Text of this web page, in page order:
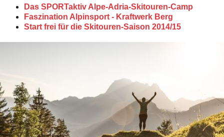
Das SPORTaktiv Alpe-Adria-Skitouren-Camp
Faszination Alpinsport - Kraftwerk Berg
Start frei für die Skitouren-Saison 2014/15